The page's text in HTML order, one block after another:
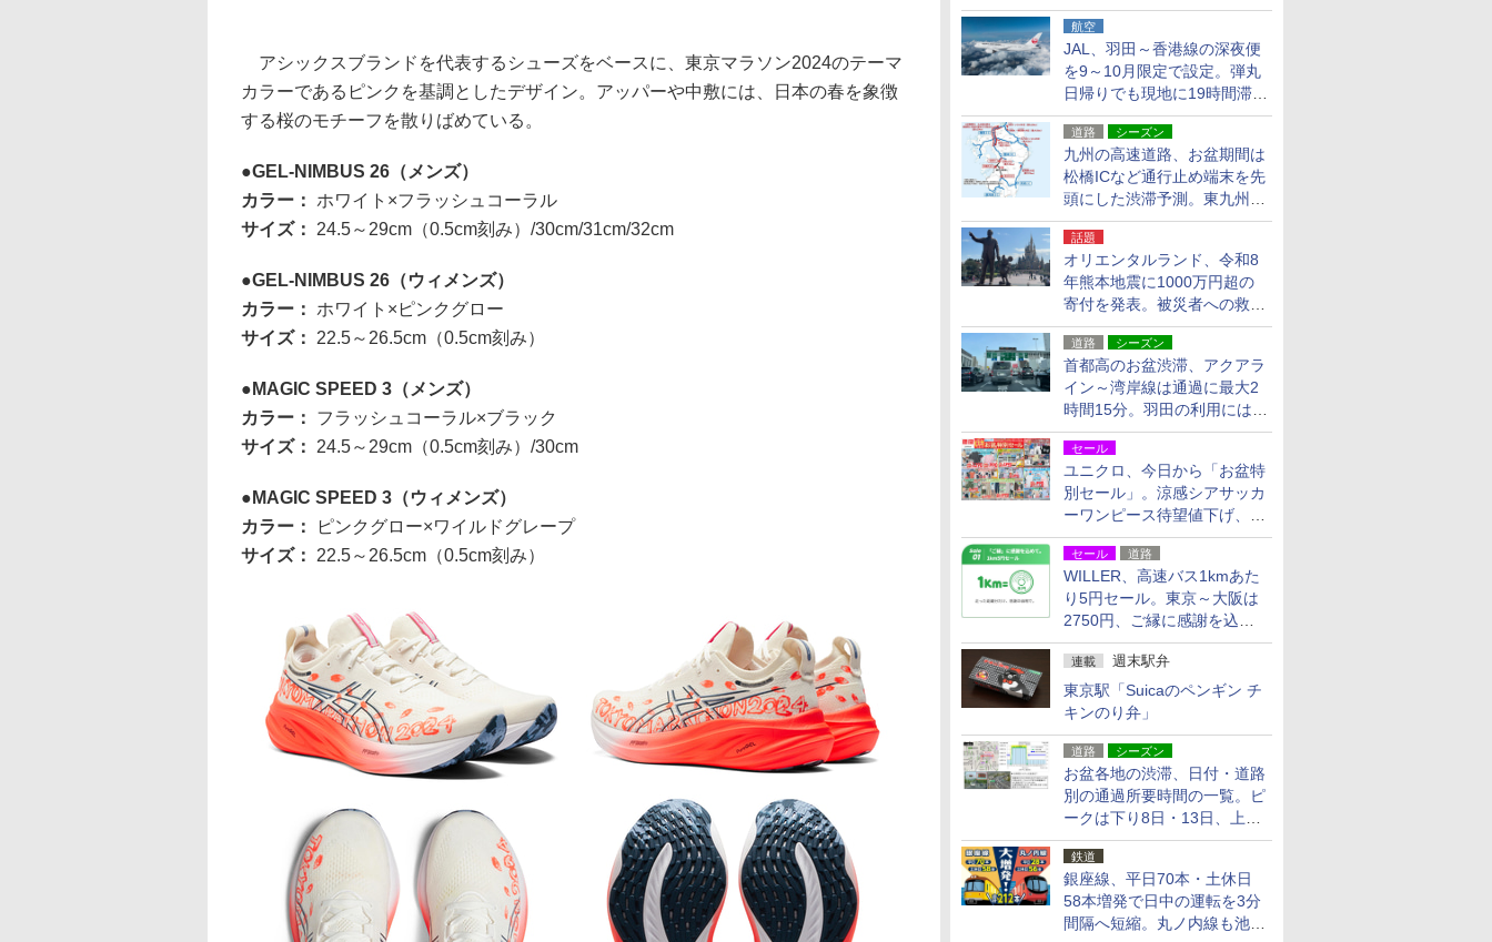
貨24種
航空
JAL、羽田～香港線の深夜便
を9～10月限定で設定。弾丸
日帰りでも現地に19時間滞在
できる
道路 シーズン
九州の高速道路、お盆期間は
松橋ICなど通行止め端末を先
頭にした渋滞予測。東九州道
への迂回は料金調整を実施
話題
オリエンタルランド、令和8
年熊本地震に1000万円超の
寄付を発表。被災者への救援
活動・復旧支援
道路 シーズン
首都高のお盆渋滞、アクアラ
イン～湾岸線は通過に最大2
時間15分。羽田の利用には
「空港西出口」の利用検討を
セール
ユニクロ、今日から「お盆特
別セール」。涼感シアサッカ
ーワンピース待望値下げ、撥
水ギアショーツは1990円に
セール 道路
WILLER、高速バス1kmあた
り5円セール。東京～大阪は
2750円、ご縁に感謝を込め
た20周年記念キャンペーン
連載 週末駅弁
東京駅「Suicaのペンギン チ
キンのり弁」
道路 シーズン
お盆各地の渋滞、日付・道路
別の通過所要時間の一覧。ピ
ークは下り8日・13日、上り
14日・15日
鉄道
銀座線、平日70本・土休日
58本増発で日中の運転を3分
間隔へ短縮。丸ノ内線も池袋
アシックスブランドを代表するシューズをベースに、東京マラソン2024のテーマ
カラーであるピンクを基調としたデザイン。アッパーや中敷には、日本の春を象徴
する桜のモチーフを散りばめている。
GEL-NIMBUS 26（メンズ）
カラー： ホワイト×フラッシュコーラル
サイズ： 24.5～29cm（0.5cm刻み）/30cm/31cm/32cm
GEL-NIMBUS 26（ウィメンズ）
カラー： ホワイト×ピンクグロー
サイズ： 22.5～26.5cm（0.5cm刻み）
MAGIC SPEED 3（メンズ）
カラー： フラッシュコーラル×ブラック
サイズ： 24.5～29cm（0.5cm刻み）/30cm
MAGIC SPEED 3（ウィメンズ）
カラー：
ピンクグロー×ワイルドグレープ
サイズ： 22.5～26.5cm（0.5cm刻み）